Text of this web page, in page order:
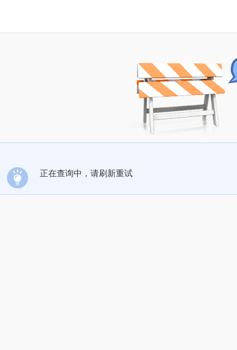
正在查询中，请刷新重试